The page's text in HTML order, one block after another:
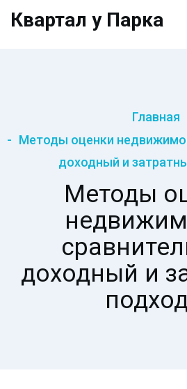
Квартал у Парка
Главная
Методы оценки
доходный и
Методы
доходный и